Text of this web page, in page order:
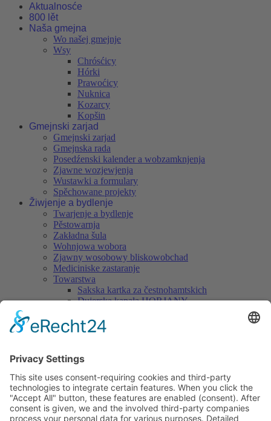
Aktualnosće
800 lět
Naša gmejna
Wo našej gmejnje
Wsy
Chrósćicy
Hórki
Prawoćicy
Nuknica
Kozarcy
Kopšin
Gmejnski zarjad
Gmejnski zarjad
Gmejnska rada
Posedźenski kalender a wobzamknjenja
Zjawne wozjewjenja
Wustawki a formulary
Spěchowane projekty
Žiwjenje a bydlenje
Twarjenje a bydlenje
Pěstowarnja
Zakładna šula
Wohnjowa wobora
Zjawny wosobowy bliskowobchad
Mediciniske zastaranje
Towarstwa
Sakska kartka za čestnohamtskich
Dujerska kapała HORJANY
Chróšćanske pasionske zjednoćenstwo
Nukničan kapałka z. t.
Wjesne towarstwo "Při skale" Hórki
Cyrkwinski chór
Serbska lajska dźiwadłowa skupina Chrósćicy
Serbske wjesne towarstwo "Domizna" Chrósćicy
Serbska pčólnica
SJ Chrósćicy 1981 z. t.